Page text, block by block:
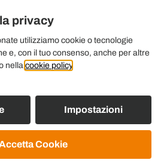
privacy
utilizziamo cookie o tecnologie
e, con il tuo consenso, anche per altre
nella cookie policy
Cookie
Impostazioni